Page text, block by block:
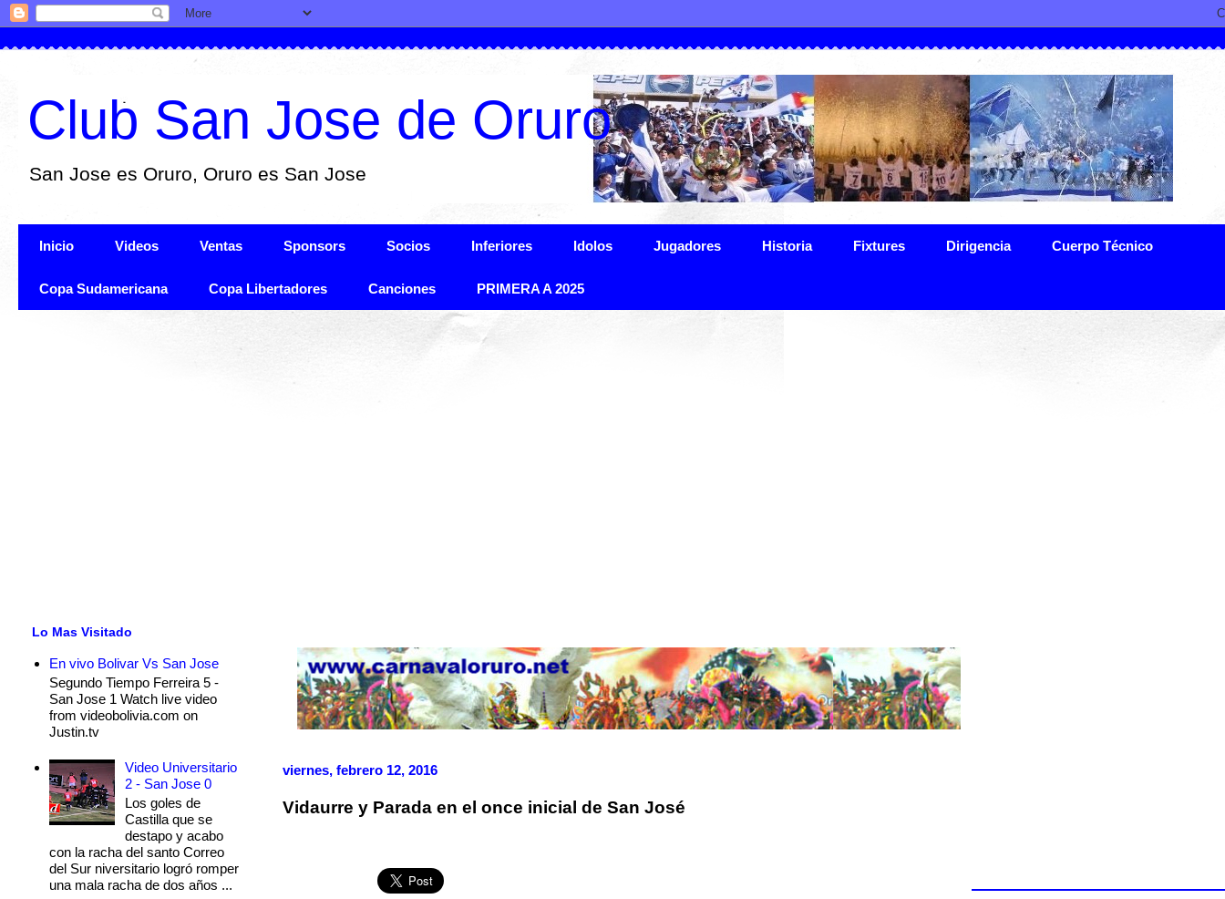
Club San Jose de Oruro
San Jose es Oruro, Oruro es San Jose
Inicio Videos Ventas Sponsors Socios Inferiores Idolos Jugadores Historia Fixtures Dirigencia Cuerpo Técnico
Copa Sudamericana Copa Libertadores Canciones PRIMERA A 2025
viernes, febrero 12, 2016
Vidaurre y Parada en el once inicial de San José
Lo Mas Visitado
En vivo Bolivar Vs San Jose
Segundo Tiempo Ferreira 5 -
San Jose 1 Watch live video
from videobolivia.com on
Justin.tv
Video Universitario
2 - San Jose 0
Los goles de
Castilla que se
destapo y acabo
con la racha del santo Correo
del Sur niversitario logró romper
una mala racha de dos años ...